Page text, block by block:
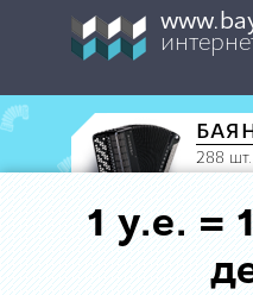
288 шт.
1 у.е. =